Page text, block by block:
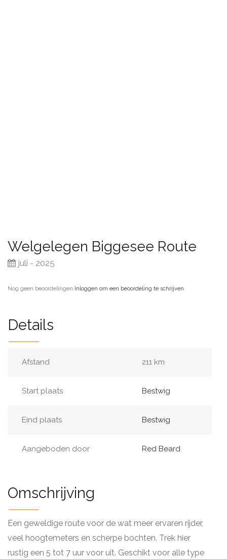
Welgelegen Biggesee Route
juli - 2025
Nog geen beoordelingen·Inloggen om een beoordeling te schrijven
Details
Afstand 211 km
Start plaats Bestwig
Eind plaats Bestwig
Aangeboden door Red Beard
Omschrijving
Een geweldige route voor de wat meer ervaren rijder,
veel hoogtemeters en scherpe bochten. Trek hier
rustig een 5 tot 7 uur voor uit. Geschikt voor alle type